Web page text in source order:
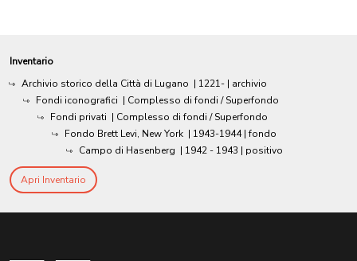
Inventario
Archivio storico della Città di Lugano | 1221- | archivio
Fondi iconografici | Complesso di fondi / Superfondo
Fondi privati | Complesso di fondi / Superfondo
Fondo Brett Levi, New York | 1943-1944 | fondo
Campo di Hasenberg | 1942 - 1943 | positivo
Apri Inventario